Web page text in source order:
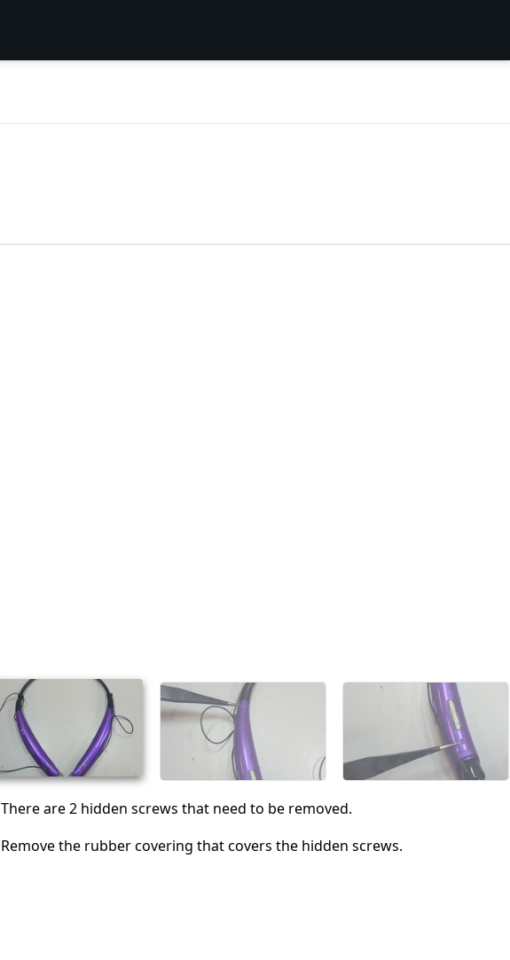
There are 2 hidden screws that need to be removed.
Remove the rubber covering that covers the hidden screws.